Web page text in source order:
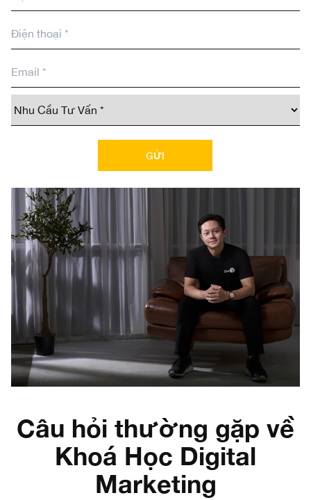
Câu hỏi thường gặp về
Khoá Học Digital
Marketing